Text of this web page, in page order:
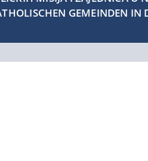
GEMEINDEN IN